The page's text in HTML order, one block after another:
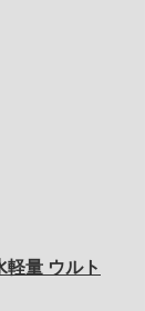
量 ウルト